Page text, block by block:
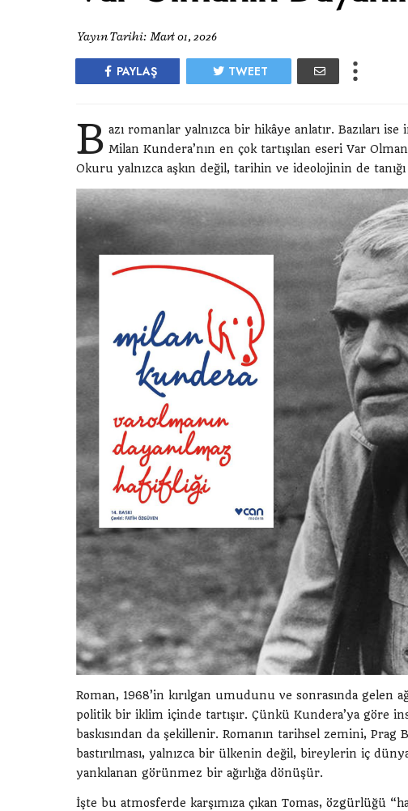
Yayın Tarihi: Mart 01, 2026
PAYLAŞ TWEET
B azı romanlar yalnızca bir hikâye anlatır. Bazıları
Milan Kundera’nın en çok tartışılan eseri Var
Okuru yalnızca aşkın değil, tarihin ve ideolojinin de
Roman, 1968’in kırılgan umudunu ve sonrasında gelen
politik bir iklim içinde tartışır. Çünkü Kundera’ya göre
baskısından da şekillenir. Romanın tarihsel zemini, Prag
bastırılması, yalnızca bir ülkenin değil, bireylerin iç
yankılanan görünmez bir ağırlığa dönüşür.
İşte bu atmosferde karşımıza çıkan Tomas, özgürlüğü